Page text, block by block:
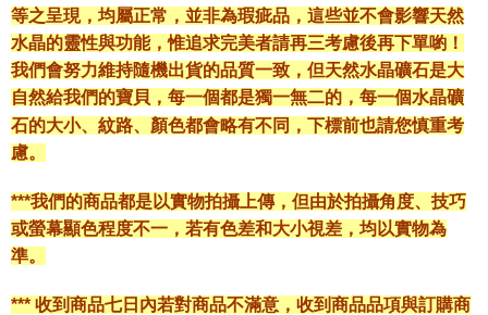
等之呈現，均屬正常，並非為瑕疵品，這些並不會影響天然
水晶的靈性與功能，惟追求完美者請再三考慮後再下單喲！
我們會努力維持隨機出貨的品質一致，但天然水晶礦石是大
自然給我們的寶貝，每一個都是獨一無二的，每一個水晶礦
石的大小、紋路、顏色都會略有不同，下標前也請您慎重考
慮。
***我們的商品都是以實物拍攝上傳，但由於拍攝角度、技巧
或螢幕顯色程度不一，若有色差和大小視差，均以實物為
準。
*** 收到商品七日內若對商品不滿意，收到商品品項與訂購商